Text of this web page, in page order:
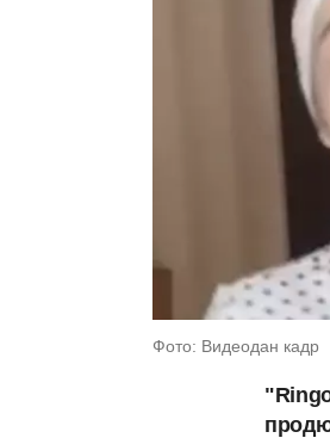
Фото: Видеодан кадр